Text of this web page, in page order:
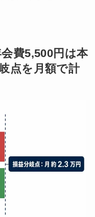
費5,500円は本
点を月額で計